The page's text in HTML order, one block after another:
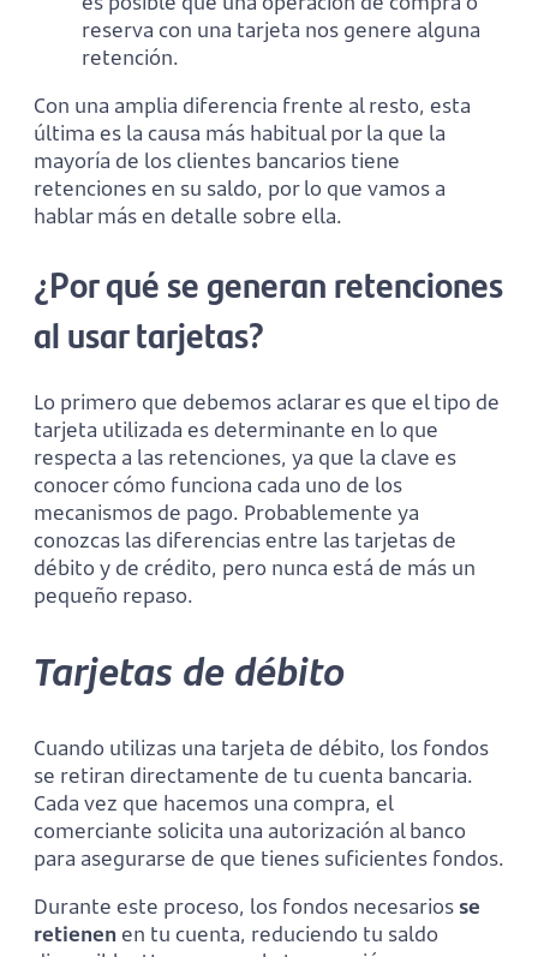
reserva con una tarjeta nos genere alguna
retención.
Con una amplia diferencia frente al resto, esta
última es la causa más habitual por la que la
mayoría de los clientes bancarios tiene
retenciones en su saldo, por lo que vamos a
hablar más en detalle sobre ella.
¿Por qué se generan retenciones
al usar tarjetas?
Lo primero que debemos aclarar es que el tipo de
tarjeta utilizada es determinante en lo que
respecta a las retenciones, ya que la clave es
conocer cómo funciona cada uno de los
mecanismos de pago. Probablemente ya
conozcas las diferencias entre las tarjetas de
débito y de crédito, pero nunca está de más un
pequeño repaso.
Tarjetas de débito
Cuando utilizas una tarjeta de débito, los fondos
se retiran directamente de tu cuenta bancaria.
Cada vez que hacemos una compra, el
comerciante solicita una autorización al banco
para asegurarse de que tienes suficientes fondos.
Durante este proceso, los fondos necesarios se
retienenen tu cuenta, reduciendo tu saldo